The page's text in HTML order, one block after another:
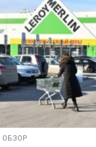
ОБЗОР